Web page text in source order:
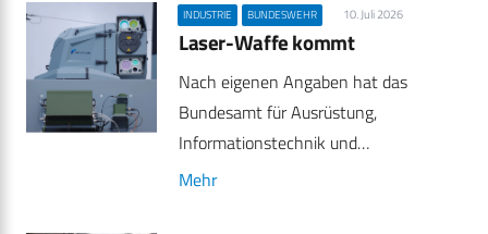
INDUSTRIE BUNDESWEHR 10. Juli 2026
Laser-Waffe kommt
Nach eigenen Angaben hat das
Bundesamt für Ausrüstung,
Informationstechnik und…
Mehr